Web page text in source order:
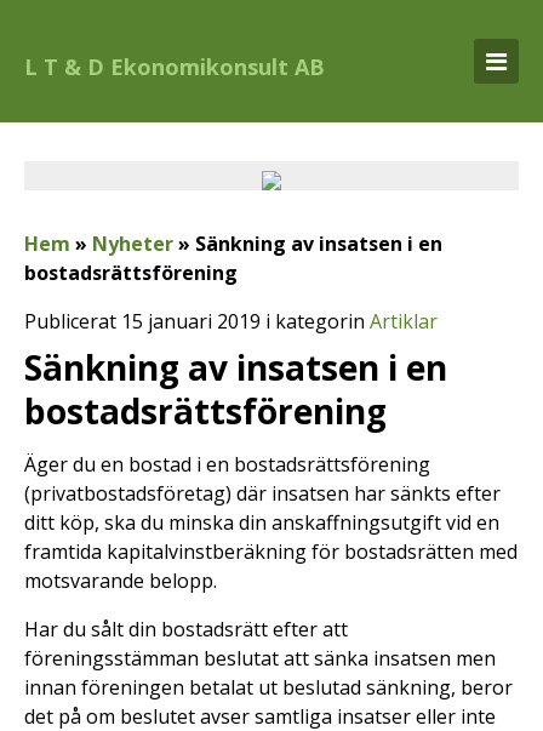
L T & D Ekonomikonsult AB
Hem » Nyheter» Sänkning av insatsen i en
bostadsrättsförening
Publicerat 15 januari 2019 i kategorin Artiklar
Sänkning av insatsen i en
bostadsrättsförening
Äger du en bostad i en bostadsrättsförening
(privatbostadsföretag) där insatsen har sänkts efter
ditt köp, ska du minska din anskaffningsutgift vid en
framtida kapitalvinstberäkning för bostadsrätten med
motsvarande belopp.
Har du sålt din bostadsrätt efter att
föreningsstämman beslutat att sänka insatsen men
innan föreningen betalat ut beslutad sänkning, beror
det på om beslutet avser samtliga insatser eller inte